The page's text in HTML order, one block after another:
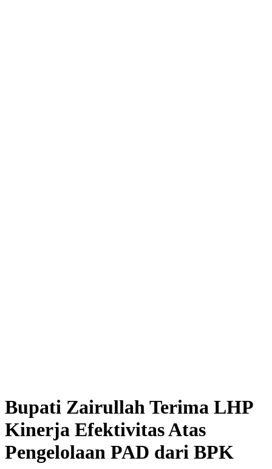
Bupati Zairullah Terima LHP
Kinerja Efektivitas Atas
Pengelolaan PAD dari BPK